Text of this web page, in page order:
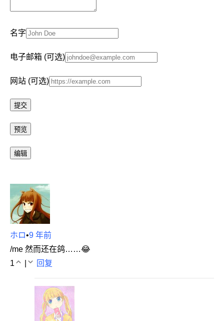
名字
电子邮箱 (可选)
网站 (可选)
ホロ•9 年前
/me 然而还在鸽……😂
1
回复